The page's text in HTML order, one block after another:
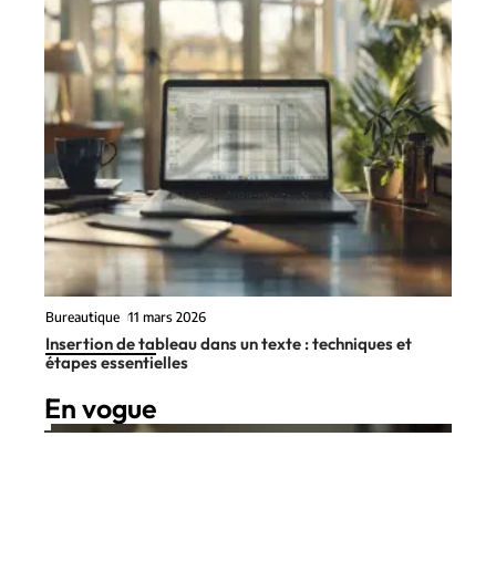
Bureautique 11 mars 2026
Insertion de tableau dans un texte : techniques et
étapes essentielles
En vogue